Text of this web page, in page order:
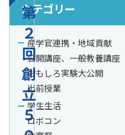
第
２
回
創
立
５
カテゴリー
産学官連携・地域貢献
公開講座、一般教養講座
おもしろ実験大公開
出前授業
学生生活
ロボコン